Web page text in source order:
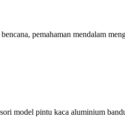
pemahaman mendalam
model pintu kaca aluminium